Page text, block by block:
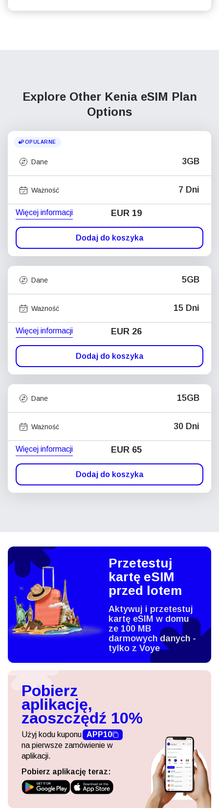
Explore Other Kenia eSIM Plan
Options
POPULARNE
Dane 3GB
Ważność 7 Dni
Więcej informacji EUR 19
Dodaj do koszyka
Dane 5GB
Ważność 15 Dni
Więcej informacji EUR 26
Dodaj do koszyka
Dane 15GB
Ważność 30 Dni
Więcej informacji EUR 65
Dodaj do koszyka
Przetestuj
kartę eSIM
przed lotem
Aktywuj i przetestuj
kartę eSIM w domu
ze 100 MB
darmowych danych -
tylko z Voye
Pobierz
aplikację,
zaoszczędź 10%
Użyj kodu kuponu APP10
na pierwsze zamówienie w
aplikacji.
Pobierz aplikację teraz: